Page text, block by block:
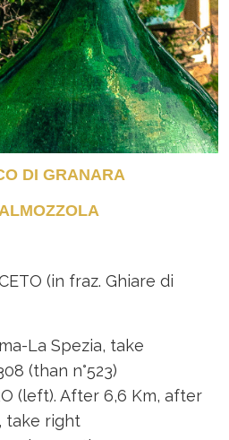
DI GRANARA
(in fraz. Ghiare di
La Spezia, take
(than n°523)
(left). After 6,6 Km, after
take right